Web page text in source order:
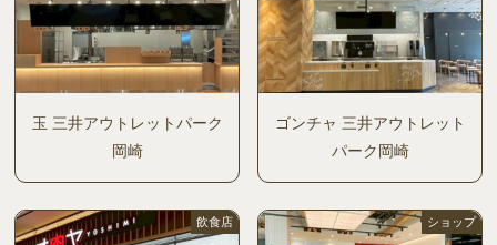
玉 三井アウトレットパーク
岡崎
ゴンチャ 三井アウトレット
パーク岡崎
飲食店 ショップ